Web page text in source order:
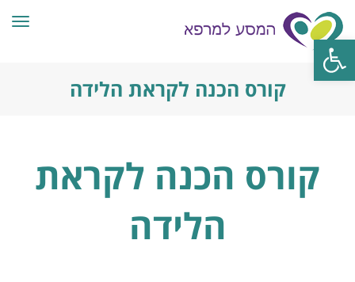
פתח סרגל נגישות
קורס הכנה לקראת הלידה
קורס הכנה לקראת
הלידה